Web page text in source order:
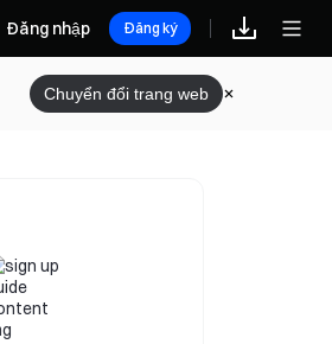
Phần thưởng
Đăng nhập Đăng ký
Chuyển đổi trang web